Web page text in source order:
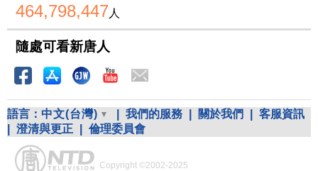
464,798,447人
隨處可看新唐人
語言： 中文(台灣) 我們的服務 關於我們
客服資訊
澄清與更正 倫理委員會
Copyright ©2002-2025